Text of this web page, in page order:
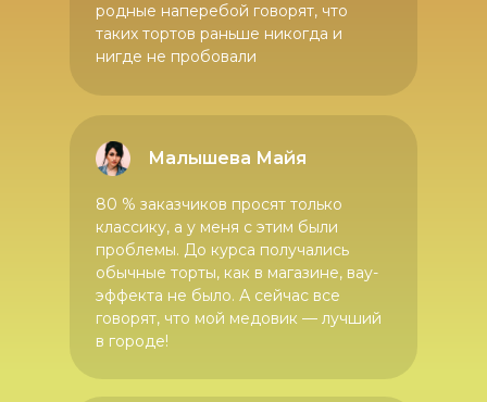
родные наперебой говорят, что
таких тортов раньше никогда и
нигде не пробовали
Малышева Майя
80 % заказчиков просят только
классику, а у меня с этим были
проблемы. До курса получались
обычные торты, как в магазине, вау-
эффекта не было. А сейчас все
говорят, что мой медовик — лучший
в городе!